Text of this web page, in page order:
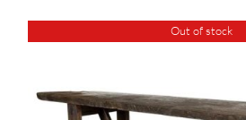
Out of stock